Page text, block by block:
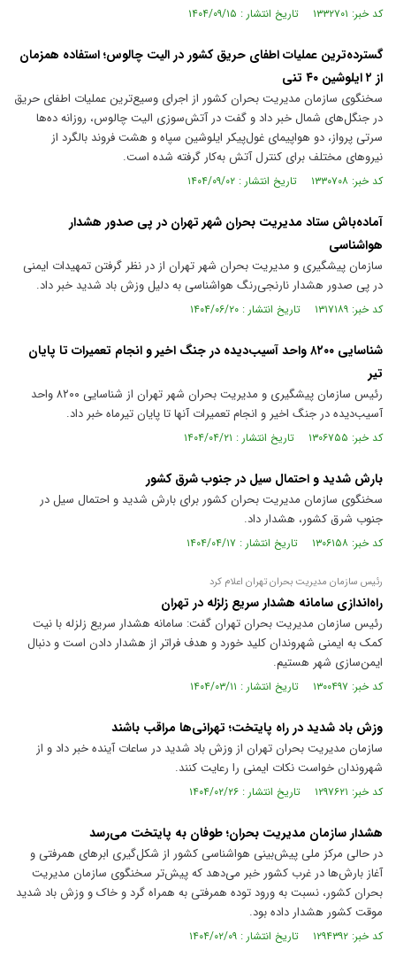
کد خبر: ۱۳۳۲۷۰۱ تاریخ انتشار : ۱۴۰۴/۰۹/۱۵
گسترده‌ترین عملیات اطفای حریق کشور در الیت چالوس؛ استفاده همزمان
از ۲ ایلوشین ۴۰ تنی
سخنگوی سازمان مدیریت بحران کشور از اجرای وسیع‌ترین عملیات اطفای حریق
در جنگل‌های شمال خبر داد و گفت در آتش‌سوزی الیت چالوس، روزانه ده‌ها
سرتی پرواز، دو هواپیمای غول‌پیکر ایلوشین سپاه و هشت فروند بالگرد از
نیروهای مختلف برای کنترل آتش به‌کار گرفته شده است.
کد خبر: ۱۳۳۰۷۰۸ تاریخ انتشار : ۱۴۰۴/۰۹/۰۲
آماده‌باش ستاد مدیریت بحران شهر تهران در پی صدور هشدار
هواشناسی
سازمان پیشگیری و مدیریت بحران شهر تهران از در نظر گرفتن تمهیدات ایمنی
در پی صدور هشدار نارنجی‌رنگ هواشناسی به دلیل وزش باد شدید خبر داد.
کد خبر: ۱۳۱۷۱۸۹ تاریخ انتشار : ۱۴۰۴/۰۶/۲۰
شناسایی ۸۲۰۰ واحد آسیب‌دیده در جنگ اخیر و انجام تعمیرات تا پایان
تیر
رئیس سازمان پیشگیری و مدیریت بحران شهر تهران از شناسایی ۸۲۰۰ واحد
آسیب‌دیده در جنگ اخیر و انجام تعمیرات آنها تا پایان تیرماه خبر داد.
کد خبر: ۱۳۰۶۷۵۵ تاریخ انتشار : ۱۴۰۴/۰۴/۲۱
بارش شدید و احتمال سیل در جنوب شرق کشور
سخنگوی سازمان مدیریت بحران کشور برای بارش شدید و احتمال سیل در
جنوب شرق کشور، هشدار داد.
کد خبر: ۱۳۰۶۱۵۸ تاریخ انتشار : ۱۴۰۴/۰۴/۱۷
رئیس سازمان مدیریت بحران تهران اعلام کرد
راه‌اندازی سامانه هشدار سریع زلزله در تهران
رئیس سازمان مدیریت بحران تهران گفت: سامانه هشدار سریع زلزله با نیت
کمک به ایمنی شهروندان کلید خورد و هدف فراتر از هشدار دادن است و دنبال
ایمن‌سازی شهر هستیم.
کد خبر: ۱۳۰۰۴۹۷ تاریخ انتشار : ۱۴۰۴/۰۳/۱۱
وزش باد شدید در راه پایتخت؛ تهرانی‌ها مراقب باشند
سازمان مدیریت بحران تهران از وزش باد شدید در ساعات آینده خبر داد و از
شهروندان خواست نکات ایمنی را رعایت کنند.
کد خبر: ۱۲۹۷۶۲۱ تاریخ انتشار : ۱۴۰۴/۰۲/۲۶
هشدار سازمان مدیریت بحران؛ طوفان به پایتخت می‌رسد
در حالی مرکز ملی پیش‌بینی هواشناسی کشور از شکل‌گیری ابر‌های همرفتی و
آغاز بارش‌ها در غرب کشور خبر می‌دهد که پیش‌‎تر سخنگوی سازمان مدیریت
بحران کشور، نسبت به ورود توده همرفتی به همراه گرد و خاک و وزش باد شدید
موقت کشور هشدار داده بود.
کد خبر: ۱۲۹۴۳۹۲ تاریخ انتشار : ۱۴۰۴/۰۲/۰۹